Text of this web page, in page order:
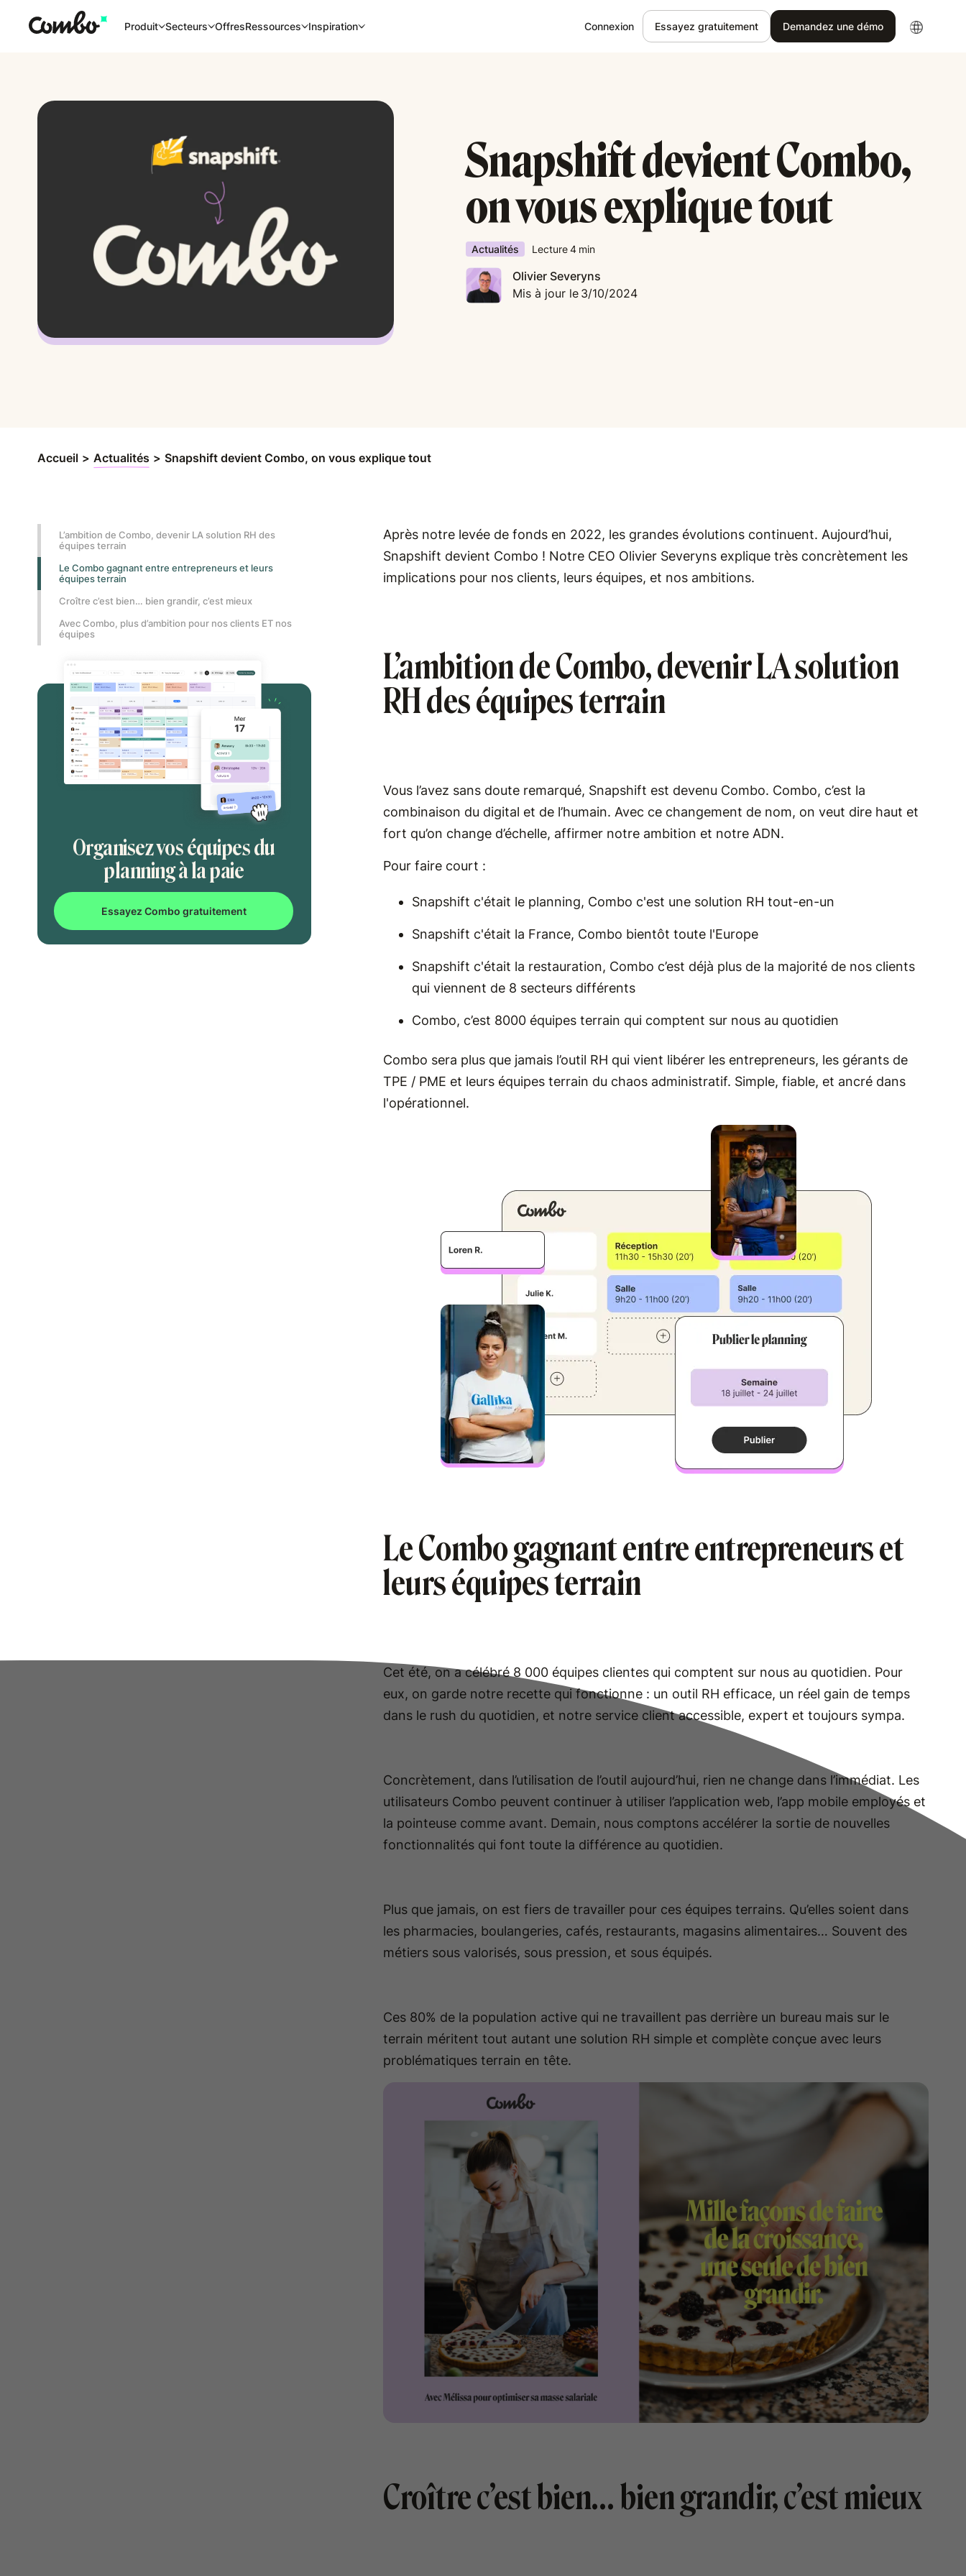
Produit Secteurs OffresRessources Inspiration Connexion Essayez gratuitement Demandez une démo
Snapshift devient Combo,
on vous explique tout
Actualités Lecture4 min
Olivier Severyns
Mis à jour le 3/10/2024
Accueil > Actualités > Snapshift devient Combo, on vous explique tout
L’ambition de Combo, devenir LA solution RH des
équipes terrain
Le Combo gagnant entre entrepreneurs et leurs
équipes terrain
Croître c’est bien… bien grandir, c’est mieux
Avec Combo, plus d’ambition pour nos clients ET nos
équipes
Organisez vos équipes du
planning à la paie
Essayez Combo gratuitement
Après notre levée de fonds en 2022, les grandes évolutions continuent. Aujourd’hui,
Snapshift devient Combo ! Notre CEO Olivier Severyns explique très concrètement les
implications pour nos clients, leurs équipes, et nos ambitions.
L’ambition de Combo, devenir LA solution
RH des équipes terrain
Vous l’avez sans doute remarqué, Snapshift est devenu Combo. Combo, c’est la
combinaison du digital et de l’humain. Avec ce changement de nom, on veut dire haut et
fort qu’on change d’échelle, affirmer notre ambition et notre ADN.
Pour faire court :
Snapshift c'était le planning, Combo c'est une solution RH tout-en-un
Snapshift c'était la France, Combo bientôt toute l'Europe
Snapshift c'était la restauration, Combo c’est déjà plus de la majorité de nos clients
qui viennent de 8 secteurs différents
Combo, c’est 8000 équipes terrain qui comptent sur nous au quotidien
Combo sera plus que jamais l’outil RH qui vient libérer les entrepreneurs, les gérants de
TPE / PME et leurs équipes terrain du chaos administratif. Simple, fiable, et ancré dans
l'opérationnel.
Le Combo gagnant entre entrepreneurs et
leurs équipes terrain
Cet été, on a célébré 8 000 équipes clientes qui comptent sur nous au quotidien. Pour
eux, on garde notre recette qui fonctionne : un outil RH efficace, un réel gain de temps
dans le rush du quotidien, et notre service client accessible, expert et toujours sympa.
Concrètement, dans l’utilisation de l’outil aujourd’hui, rien ne change dans l’immédiat. Les
utilisateurs Combo peuvent continuer à utiliser l’application web, l’app mobile employés et
la pointeuse comme avant. Demain, nous comptons accélérer la sortie de nouvelles
fonctionnalités qui font toute la différence au quotidien.
Plus que jamais, on est fiers de travailler pour ces équipes terrains. Qu’elles soient dans
les pharmacies, boulangeries, cafés, restaurants, magasins alimentaires… Souvent des
métiers sous valorisés, sous pression, et sous équipés.
Ces 80% de la population active qui ne travaillent pas derrière un bureau mais sur le
terrain méritent tout autant une solution RH simple et complète conçue avec leurs
problématiques terrain en tête.
Croître c’est bien… bien grandir, c’est mieux